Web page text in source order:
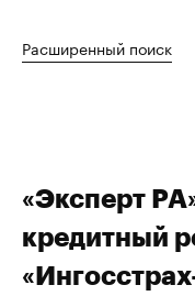
Расширенный поиск
«Эксперт
кредитный